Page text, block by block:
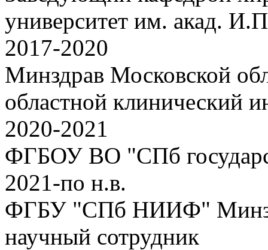
университет им. акад.
2017-2020
Минздрав Московской
областной клинический
2020-2021
ФГБОУ ВО "СПб
2021-по н.в.
ФГБУ "СПб НИИФ"
научный сотрудник